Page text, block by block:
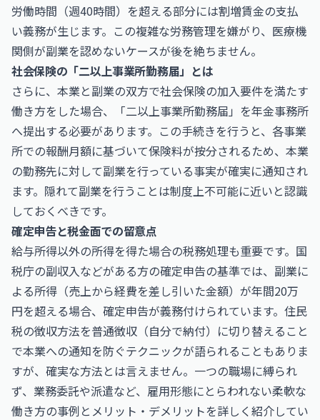
労働時間（週40時間）を超える部分には割増賃金の支払
い義務が生じます。この複雑な労務管理を嫌がり、医療機
関側が副業を認めないケースが後を絶ちません。
社会保険の「二以上事業所勤務届」とは
さらに、本業と副業の双方で社会保険の加入要件を満たす
働き方をした場合、「二以上事業所勤務届」を年金事務所
へ提出する必要があります。この手続きを行うと、各事業
所での報酬月額に基づいて保険料が按分されるため、本業
の勤務先に対して副業を行っている事実が確実に通知され
ます。隠れて副業を行うことは制度上不可能に近いと認識
しておくべきです。
確定申告と税金面での留意点
給与所得以外の所得を得た場合の税務処理も重要です。国
税庁の副収入などがある方の確定申告の基準では、副業に
よる所得（売上から経費を差し引いた金額）が年間20万
円を超える場合、確定申告が義務付けられています。住民
税の徴収方法を普通徴収（自分で納付）に切り替えること
で本業への通知を防ぐテクニックが語られることもありま
すが、確実な方法とは言えません。一つの職場に縛られ
ず、業務委託や派遣など、雇用形態にとらわれない柔軟な
働き方の事例とメリット・デメリットを詳しく紹介してい